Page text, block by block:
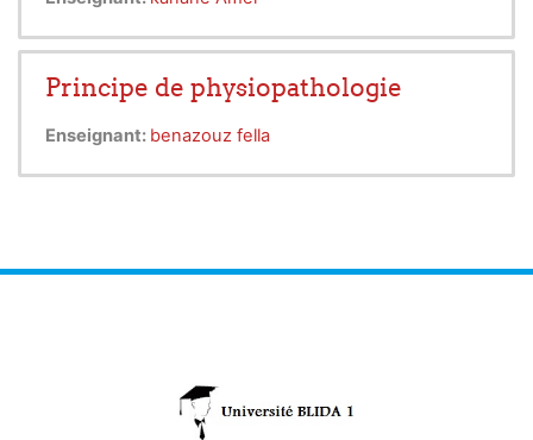
Principe de physiopathologie
Enseignant: benazouz fella